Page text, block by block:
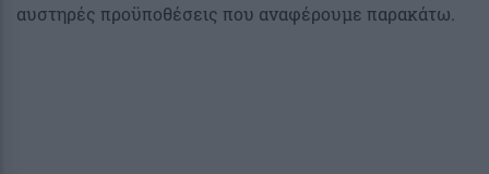
αυστηρές προϋποθέσεις που αναφέρουμε παρακάτω.